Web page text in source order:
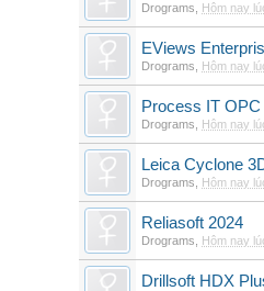
Drograms Hôm nay
EViews
Drograms Hôm nay
Process IT
Drograms Hôm nay
Leica Cyclone
Drograms Hôm nay
Reliasoft 2024
Drograms Hôm nay
Drillsoft HDX